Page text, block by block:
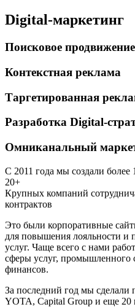
Digital-маркетинг
Поисковое
Контекстная реклама
Таргетированная
Разработка Digital-
Омниканальный
С 2011 года мы создали более
20+
Крупных компаний
контрактов
Это были корпоративные
для повышения лояльности и
услуг. Чаще всего с нами
сферы услуг, промышленного
финансов.
За последний год мы сделали
YOTA, Capital Group и еще